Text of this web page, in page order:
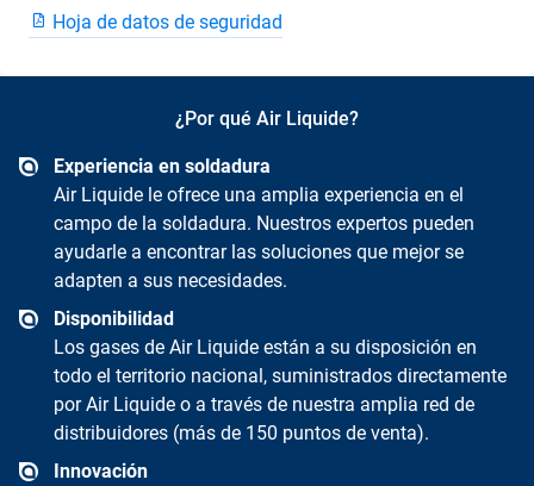
Hoja de datos de seguridad
¿Por qué Air Liquide?
Experiencia en soldadura
Air Liquide le ofrece una amplia experiencia en el
campo de la soldadura. Nuestros expertos pueden
ayudarle a encontrar las soluciones que mejor se
adapten a sus necesidades.
Disponibilidad
Los gases de Air Liquide están a su disposición en
todo el territorio nacional, suministrados directamente
por Air Liquide o a través de nuestra amplia red de
distribuidores (más de 150 puntos de venta).
Innovación